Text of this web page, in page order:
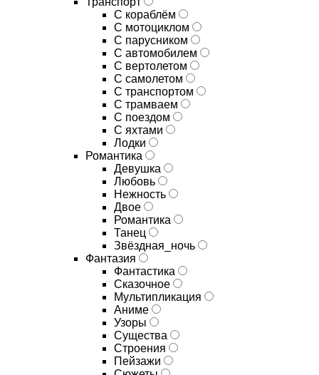
С кораблём
С мотоциклом
С парусником
С автомобилем
С вертолетом
С самолетом
С транспортом
С трамваем
С поездом
С яхтами
Лодки
Романтика
Девушка
Любовь
Нежность
Двое
Романтика
Танец
Звёздная_ночь
Фантазия
Фантастика
Сказочное
Мультипликация
Аниме
Узоры
Существа
Строения
Пейзажи